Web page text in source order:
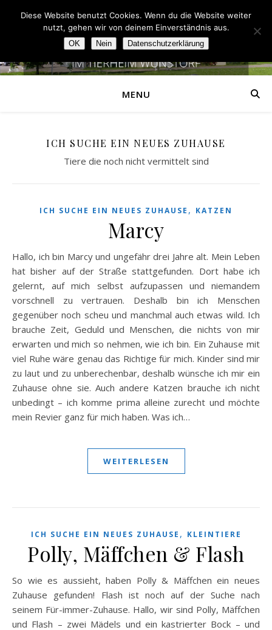
MENU
ICH SUCHE EIN NEUES ZUHAUSE
Tiere die noch nicht vermittelt sind
ICH SUCHE EIN NEUES ZUHAUSE , KATZEN
Marcy
Hallo, ich bin Marcy und ungefähr drei Jahre alt. Mein Leben
hat bisher auf der Straße stattgefunden. Dort habe ich
gelernt, auf mich selbst aufzupassen und niemandem
vorschnell zu vertrauen. Deshalb bin ich Menschen
gegenüber noch scheu und manchmal auch etwas wild. Ich
brauche Zeit, Geduld und Menschen, die nichts von mir
erwarten und mich so nehmen, wie ich bin. Ein Zuhause mit
viel Ruhe wäre genau das Richtige für mich. Kinder sind mir
zu laut und zu unberechenbar, deshalb wünsche ich mir ein
Zuhause ohne sie. Auch andere Katzen brauche ich nicht
unbedingt – ich komme prima alleine zurecht und möchte
mein Revier ganz für mich haben. Was ich…
WEITERLESEN
ICH SUCHE EIN NEUES ZUHAUSE , KLEINTIERE
Polly, Mäffchen & Flash
So wie es aussieht, haben Polly & Mäffchen ein neues
Zuhause gefunden! Flash ist noch auf der Suche nach
seinem Für-immer-Zuhause. Hallo, wir sind Polly, Mäffchen
und Flash – zwei Mädels und ein kastrierter Bock – und
Diese Website benutzt Cookies. Wenn du die Website weiter
nutzt, gehen wir von deinem Einverständnis aus.
OK Nein Datenschutzerklärung